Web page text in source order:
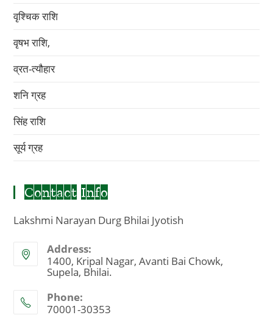
वृश्चिक राशि
वृषभ राशि,
व्रत-त्यौहार
शनि ग्रह
सिंह राशि
सूर्य ग्रह
Contact Info
Lakshmi Narayan Durg Bhilai Jyotish
Address:
1400, Kripal Nagar, Avanti Bai Chowk,
Supela, Bhilai.
Phone:
70001-30353